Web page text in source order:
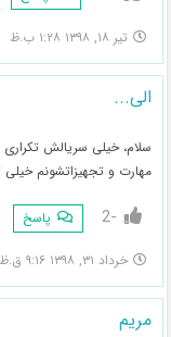
تیر ۱۸, ۱۳۹۸ ۱:۲۸ ب.ظ
الی...
سلام، خیلی سریالش تکراری
مهارت و تجهیزاتشونم
-2 پاسخ
خرداد ۳۱, ۱۳۹۸ ۹:۱۶ ق.ظ
مریم